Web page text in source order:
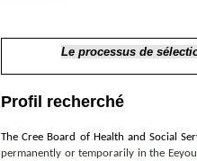
Le processus de
Profil recherché
The Cree Board of Health and Social
permanently or temporarily in the